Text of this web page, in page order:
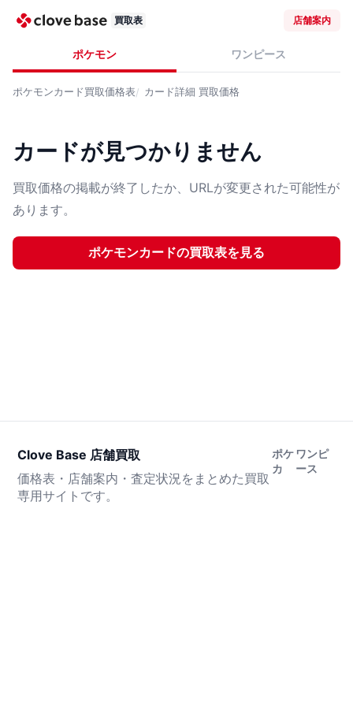
買取表 店舗案内
ポケモン ワンピース
ポケモンカード買取価格表 カード詳細 買取価格
カードが見つかりません
買取価格の掲載が終了したか、URLが変更された可能性が
あります。
ポケモンカードの買取表を見る
Clove Base 店舗買取
価格表・店舗案内・査定状況をまとめた買取
専用サイトです。
ポケ
カ
ワンピ
ース